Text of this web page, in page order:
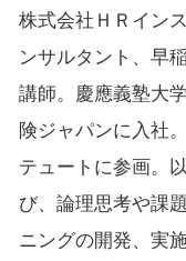
株式会社ＨＲイン
ンサルタント、早
講師。慶應義塾大
険ジャパンに入社
テュートに参画。
び、論理思考や課
ニングの開発、実